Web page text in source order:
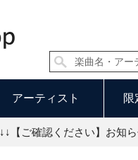
アーティスト 限
↓↓【ご確認ください】お知